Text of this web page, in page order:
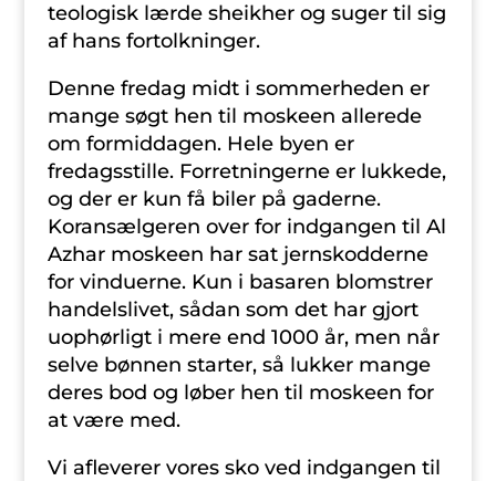
teologisk lærde sheikher og suger til sig
af hans fortolkninger.
Denne fredag midt i sommerheden er
mange søgt hen til moskeen allerede
om formiddagen. Hele byen er
fredagsstille. Forretningerne er lukkede,
og der er kun få biler på gaderne.
Koransælgeren over for indgangen til Al
Azhar moskeen har sat jernskodderne
for vinduerne. Kun i basaren blomstrer
handelslivet, sådan som det har gjort
uophørligt i mere end 1000 år, men når
selve bønnen starter, så lukker mange
deres bod og løber hen til moskeen for
at være med.
Vi afleverer vores sko ved indgangen til